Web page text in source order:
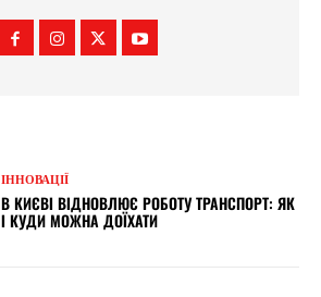
ІННОВАЦІЇ
В КИЄВІ ВІДНОВЛЮЄ РОБОТУ ТРАНСПОРТ: ЯК
І КУДИ МОЖНА ДОЇХАТИ